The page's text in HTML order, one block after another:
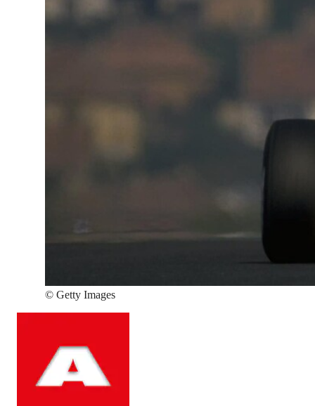
© Getty Images